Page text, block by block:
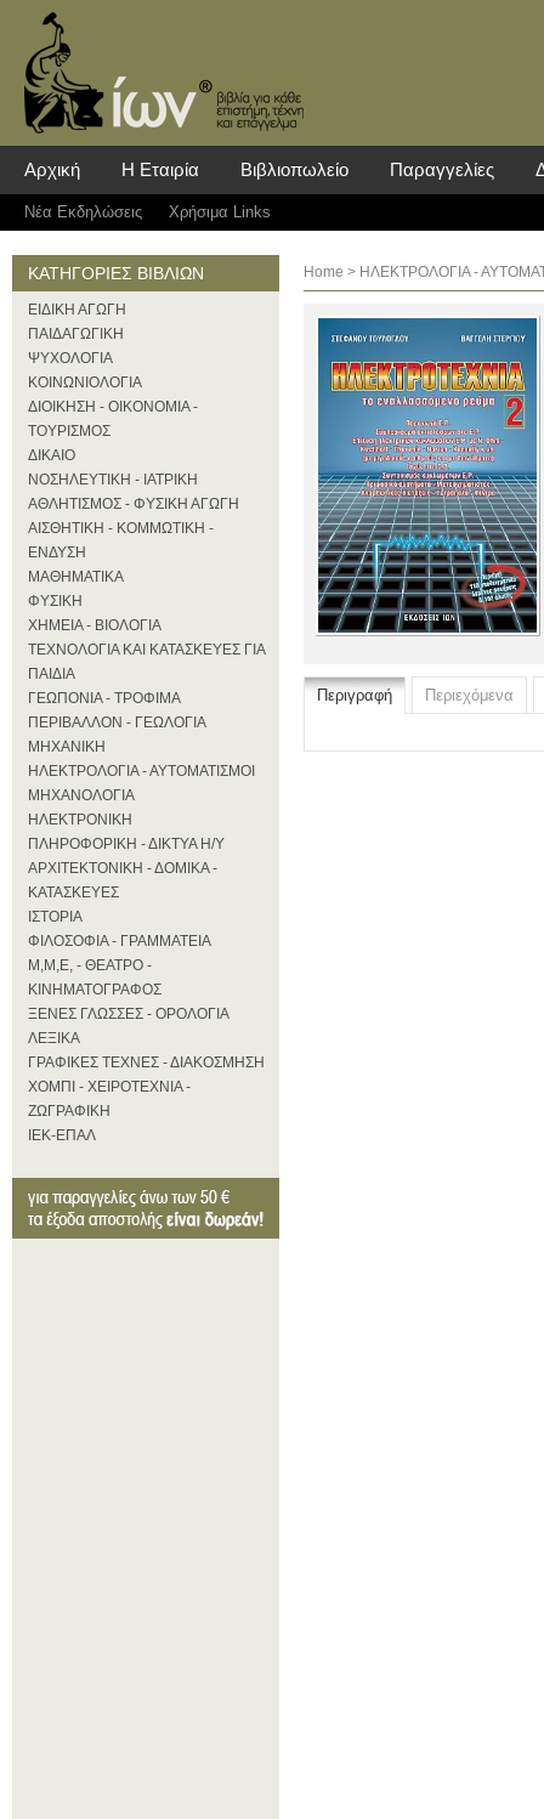
Αρχική Η Εταιρία Βιβλιοπωλείο Παραγγελίες
Νέα Eκδηλώσεις Χρήσιμα Links
ΚΑΤΗΓΟΡΙΕΣ ΒΙΒΛΙΩΝ
ΕΙΔΙΚΗ ΑΓΩΓΗ
ΠΑΙΔΑΓΩΓΙΚΗ
ΨΥΧΟΛΟΓΙΑ
ΚΟΙΝΩΝΙΟΛΟΓΙΑ
ΔΙΟΙΚΗΣΗ - ΟΙΚΟΝΟΜΙΑ -
ΤΟΥΡΙΣΜΟΣ
ΔΙΚΑΙΟ
ΝΟΣΗΛΕΥΤΙΚΗ - ΙΑΤΡΙΚΗ
ΑΘΛΗΤΙΣΜΟΣ - ΦΥΣΙΚΗ ΑΓΩΓΗ
ΑΙΣΘΗΤΙΚΗ - ΚΟΜΜΩΤΙΚΗ -
ΕΝΔΥΣΗ
ΜΑΘΗΜΑΤΙΚΑ
ΦΥΣΙΚΗ
ΧΗΜΕΙΑ - ΒΙΟΛΟΓΙΑ
ΤΕΧΝΟΛΟΓΙΑ ΚΑΙ ΚΑΤΑΣΚΕΥΕΣ ΓΙΑ
ΠΑΙΔΙΑ
ΓΕΩΠΟΝΙΑ - ΤΡΟΦΙΜΑ
ΠΕΡΙΒΑΛΛΟΝ - ΓΕΩΛΟΓΙΑ
ΜΗΧΑΝΙΚΗ
ΗΛΕΚΤΡΟΛΟΓΙΑ - ΑΥΤΟΜΑΤΙΣΜΟΙ
ΜΗΧΑΝΟΛΟΓΙΑ
ΗΛΕΚΤΡΟΝΙΚΗ
ΠΛΗΡΟΦΟΡΙΚΗ - ΔΙΚΤΥΑ Η/Υ
ΑΡΧΙΤΕΚΤΟΝΙΚΗ - ΔΟΜΙΚΑ -
ΚΑΤΑΣΚΕΥΕΣ
ΙΣΤΟΡΙΑ
ΦΙΛΟΣΟΦΙΑ - ΓΡΑΜΜΑΤΕΙΑ
Μ,Μ,Ε, - ΘΕΑΤΡΟ -
ΚΙΝΗΜΑΤΟΓΡΑΦΟΣ
ΞΕΝΕΣ ΓΛΩΣΣΕΣ - ΟΡΟΛΟΓΙΑ
ΛΕΞΙΚΑ
ΓΡΑΦΙΚΕΣ ΤΕΧΝΕΣ - ΔΙΑΚΟΣΜΗΣΗ
ΧΟΜΠΙ - ΧΕΙΡΟΤΕΧΝΙΑ -
ΖΩΓΡΑΦΙΚΗ
ΙΕΚ-ΕΠΑΛ
Home > ΗΛΕΚΤΡΟΛΟΓΙΑ -
Περιγραφή Περιεχόμενα